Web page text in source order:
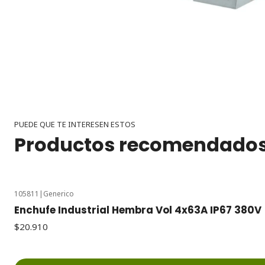
PUEDE QUE TE INTERESEN ESTOS
Productos
105811 | Generico
Enchufe Industrial Hembra Vol 4x63A IP67 380V
$20.910